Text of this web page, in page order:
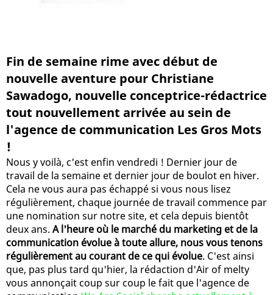
Fin de semaine rime avec début de
nouvelle aventure pour Christiane
Sawadogo, nouvelle conceptrice-rédactrice
tout nouvellement arrivée au sein de
l'agence de communication Les Gros Mots
!
Nous y voilà, c'est enfin vendredi ! Dernier jour de
travail de la semaine et dernier jour de boulot en hiver.
Cela ne vous aura pas échappé si vous nous lisez
régulièrement, chaque journée de travail commence par
une nomination sur notre site, et cela depuis bientôt
deux ans. A l'heure où le marché du marketing et de la
communication évolue à toute allure, nous vous tenons
régulièrement au courant de ce qui évolue. C'est ainsi
que, pas plus tard qu'hier, la rédaction d'Air of melty
vous annonçait coup sur coup le fait que l'agence de